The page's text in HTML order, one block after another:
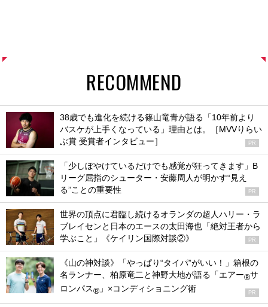
RECOMMEND
38歳でも進化を続ける篠山竜青が語る「10年前より
バスケが上手くなっている」理由とは。［MVVりらい
ぶ賞 受賞者インタビュー］
PR
「少しぼやけているだけでも感覚が狂ってきます」B
リーグ屈指のシューター・安藤周人が明かす“見え
る”ことの重要性
PR
世界の頂点に君臨し続けるオランダの超人ハリー・ラ
ブレイセンと日本のエースの太田海也「絶対王者から
学ぶこと」《ケイリン国際対談②》
PR
《山の神対談》「やっぱり“タイパ”がいい！」箱根の
名ランナー、柏原竜二と神野大地が語る「エアー®サ
ロンパス® 」×コンディショニング術 PR